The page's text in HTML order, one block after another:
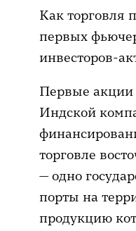
Как торговля
первых
инвесторов-
Первые акции
Индской
торговле
— одно
порты на
продукцию